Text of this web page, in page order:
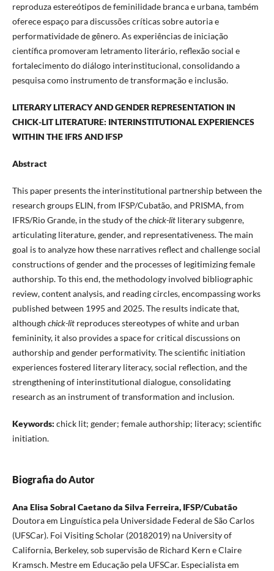
reproduza estereótipos de feminilidade branca e urbana, também
oferece espaço para discussões críticas sobre autoria e
performatividade de gênero. As experiências de iniciação
científica promoveram letramento literário, reflexão social e
fortalecimento do diálogo interinstitucional, consolidando a
pesquisa como instrumento de transformação e inclusão.
LITERARY LITERACY AND GENDER REPRESENTATION IN
CHICK-LIT LITERATURE: INTERINSTITUTIONAL EXPERIENCES
WITHIN THE IFRS AND IFSP
Abstract
This paper presents the interinstitutional partnership between the
research groups ELIN, from IFSP/Cubatão, and PRISMA, from
IFRS/Rio Grande, in the study of thechick-litliterary subgenre,
articulating literature, gender, and representativeness. The main
goal is to analyze how these narratives reflect and challenge social
constructions of gender and the processes of legitimizing female
authorship. To this end, the methodology involved bibliographic
review, content analysis, and reading circles, encompassing works
published between 1995 and 2025. The results indicate that,
although chick-litreproduces stereotypes of white and urban
femininity, it also provides a space for critical discussions on
authorship and gender performativity. The scientific initiation
experiences fostered literary literacy, social reflection, and the
strengthening of interinstitutional dialogue, consolidating
research as an instrument of transformation and inclusion.
Keywords: chick lit; gender; female authorship; literacy; scientific
initiation.
Biografia do Autor
Ana Elisa Sobral Caetano da Silva Ferreira, IFSP/Cubatão
Doutora em Linguística pela Universidade Federal de São Carlos
(UFSCar). Foi Visiting Scholar (20182019) na University of
California, Berkeley, sob supervisão de Richard Kern e Claire
Kramsch. Mestre em Educação pela UFSCar. Especialista em